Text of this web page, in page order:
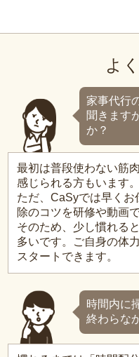
よ
家事代行
聞きます
か？
最初は普段使わない筋
感じられる方もいます。
ただ、CaSyでは早く
除のコツを研修や動画
そのため、少し慣れる
多いです。ご自身の体
スタートできます。
時間内に
終わらな